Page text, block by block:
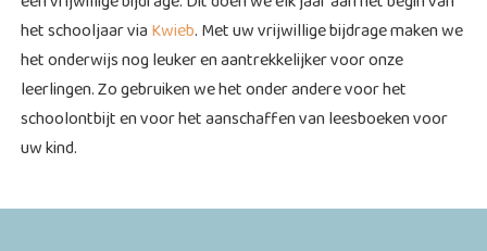
het schooljaar viaKwieb. Met uw vrijwillige bijdrage maken we
het onderwijs nog leuker en aantrekkelijker voor onze
leerlingen. Zo gebruiken we het onder andere voor het
schoolontbijt en voor het aanschaffen van leesboeken voor
uw kind.